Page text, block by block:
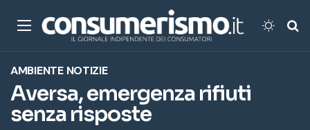
Menu
AMBIENTE NOTIZIE
Aversa, emergenza rifiuti
senza risposte